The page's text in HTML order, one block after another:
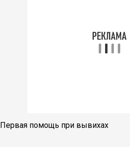
Первая помощь при вывихах